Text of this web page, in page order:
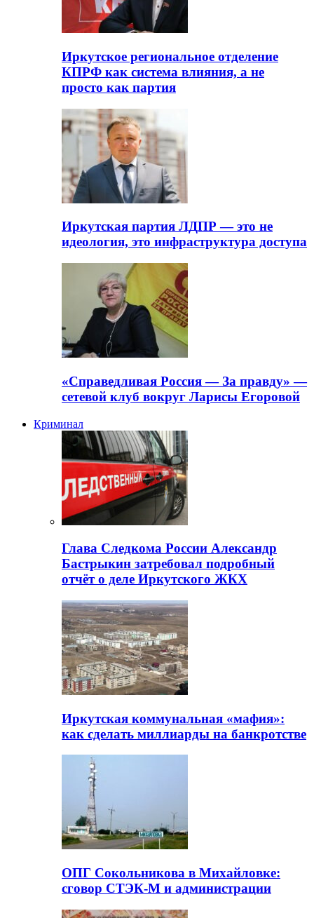
Иркутское региональное отделение
КПРФ как система влияния, а не
просто как партия
Иркутская партия ЛДПР — это не
идеология, это инфраструктура доступа
«Справедливая Россия — За правду» —
сетевой клуб вокруг Ларисы Егоровой
Криминал
Глава Следкома России Александр
Бастрыкин затребовал подробный
отчёт о деле Иркутского ЖКХ
Иркутская коммунальная «мафия»:
как сделать миллиарды на банкротстве
ОПГ Сокольникова в Михайловке:
сговор СТЭК-М и администрации